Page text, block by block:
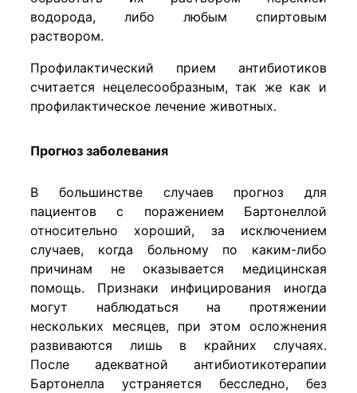
водорода, либо любым спиртовым
раствором.
Профилактический прием антибиотиков
считается нецелесообразным, так же как и
профилактическое лечение животных.
Прогноз заболевания
В большинстве случаев прогноз для
пациентов с поражением Бартонеллой
относительно хороший, за исключением
случаев, когда больному по каким-либо
причинам не оказывается медицинская
помощь. Признаки инфицирования иногда
могут наблюдаться на протяжении
нескольких месяцев, при этом осложнения
развиваются лишь в крайних случаях.
После адекватной антибиотикотерапии
Бартонелла устраняется бесследно, без